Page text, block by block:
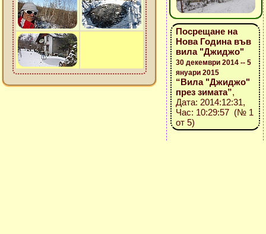
Посрещане на
Нова Година във
вила "Джиджо"
30 декември 2014 -- 5
януари 2015
“Вила "Джиджо"
през зимата”,
Дата: 2014:12:31,
Час: 10:29:57 (№ 1
от 5)